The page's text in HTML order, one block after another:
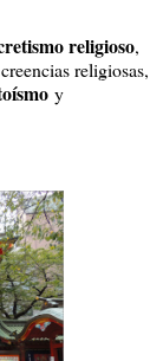
religioso,
religiosas,
y